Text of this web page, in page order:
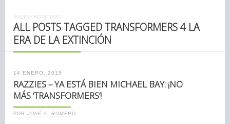
INICIO / NOTICIAS /
ALL POSTS TAGGED TRANSFORMERS 4 LA
ERA DE LA EXTINCIÓN
14 ENERO, 2015
RAZZIES – YA ESTÁ BIEN MICHAEL BAY: ¡NO
MÁS ‘TRANSFORMERS’!
POR JOSÉ A. ROMERO